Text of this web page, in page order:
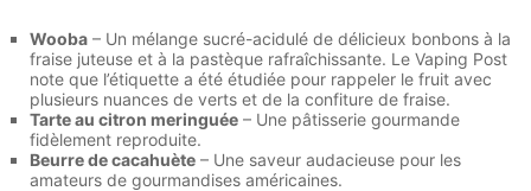
Wooba – Un mélange sucré-acidulé de délicieux bonbons à la
fraise juteuse et à la pastèque rafraîchissante. Le Vaping Post
note que l’étiquette a été étudiée pour rappeler le fruit avec
plusieurs nuances de verts et de la confiture de fraise.
Tarte au citron meringuée – Une pâtisserie gourmande
fidèlement reproduite.
Beurre de cacahuète – Une saveur audacieuse pour les
amateurs de gourmandises américaines.